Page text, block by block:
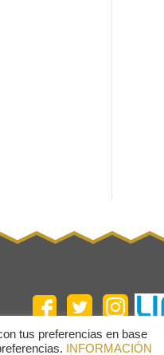
tus preferencias en base
INFORMACIÓN